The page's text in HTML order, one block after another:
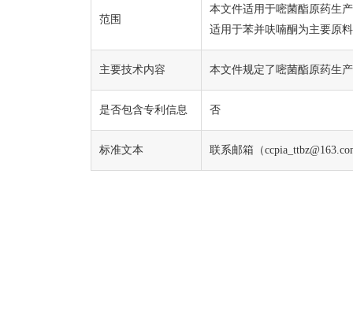
范围
本文件适用于嘧菌酯原药生
适用于苯并呋喃酮为主要原
主要技术内容 本文件规定了嘧菌酯原药生
是否包含专利信息 否
标准文本 联系邮箱（